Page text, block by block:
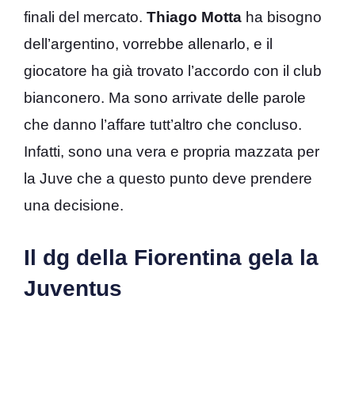
finali del mercato. Thiago Motta ha bisogno
dell’argentino, vorrebbe allenarlo, e il
giocatore ha già trovato l’accordo con il club
bianconero. Ma sono arrivate delle parole
che danno l’affare tutt’altro che concluso.
Infatti, sono una vera e propria mazzata per
la Juve che a questo punto deve prendere
una decisione.
Il dg della Fiorentina gela la
Juventus